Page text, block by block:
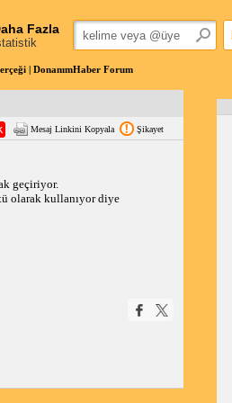
Fazla
| DonanımHaber Forum
Mesaj Linkini Kopyala Şikayet
geçiriyor.
olarak kullanıyor diye